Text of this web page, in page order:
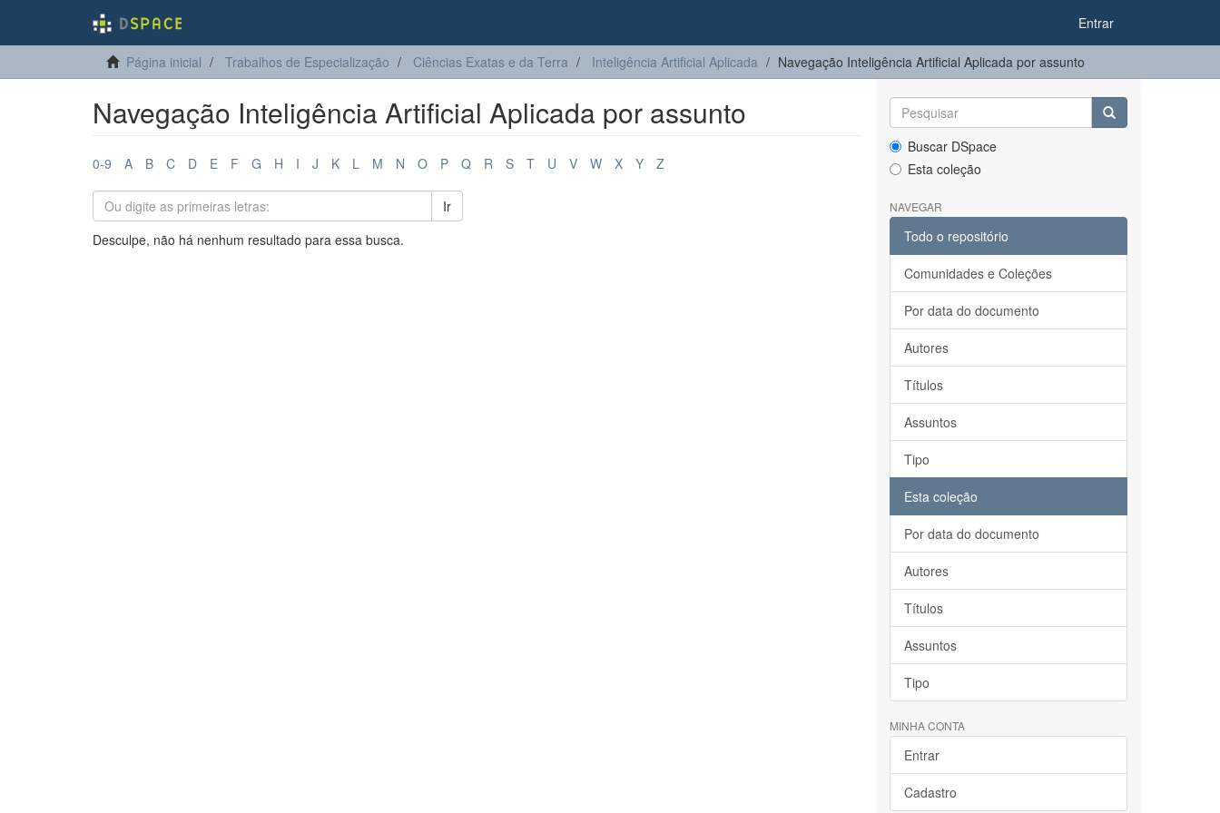
Entrar
Página inicial Trabalhos de Especialização Ciências Exatas e da Terra Inteligência Artificial Aplicada Navegação Inteligência Artificial Aplicada por assunto
Navegação Inteligência Artificial Aplicada por assunto
0-9 A B C D E F G H I J K L M N O P Q R S T U V W X Y Z
Ir
Desculpe, não há nenhum resultado para essa busca.
Buscar DSpace
Esta coleção
NAVEGAR
Todo o repositório
Comunidades e Coleções
Por data do documento
Autores
Títulos
Assuntos
Tipo
Esta coleção
Por data do documento
Autores
Títulos
Assuntos
Tipo
MINHA CONTA
Entrar
Cadastro